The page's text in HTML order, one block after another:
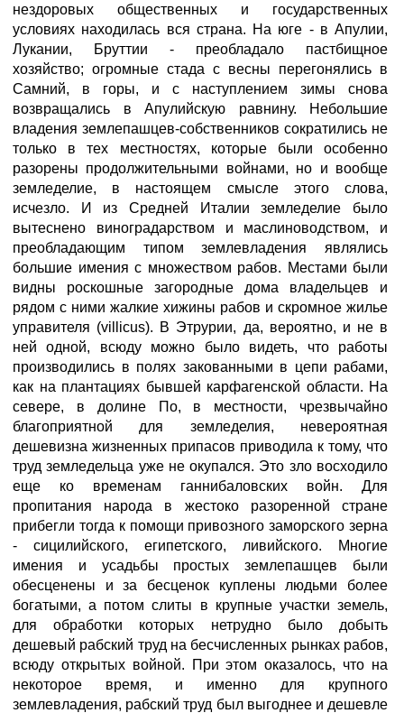
нездоровых общественных и государственных
условиях находилась вся страна. На юге - в Апулии,
Лукании, Бруттии - преобладало пастбищное
хозяйство; огромные стада с весны перегонялись в
Самний, в горы, и с наступлением зимы снова
возвращались в Апулийскую равнину. Небольшие
владения землепашцев-собственников сократились не
только в тех местностях, которые были особенно
разорены продолжительными войнами, но и вообще
земледелие, в настоящем смысле этого слова,
исчезло. И из Средней Италии земледелие было
вытеснено виноградарством и маслиноводством, и
преобладающим типом землевладения являлись
большие имения с множеством рабов. Местами были
видны роскошные загородные дома владельцев и
рядом с ними жалкие хижины рабов и скромное жилье
управителя (villicus). В Этрурии, да, вероятно, и не в
ней одной, всюду можно было видеть, что работы
производились в полях закованными в цепи рабами,
как на плантациях бывшей карфагенской области. На
севере, в долине По, в местности, чрезвычайно
благоприятной для земледелия, невероятная
дешевизна жизненных припасов приводила к тому, что
труд земледельца уже не окупался. Это зло восходило
еще ко временам ганнибаловских войн. Для
пропитания народа в жестоко разоренной стране
прибегли тогда к помощи привозного заморского зерна
- сицилийского, египетского, ливийского. Многие
имения и усадьбы простых землепашцев были
обесценены и за бесценок куплены людьми более
богатыми, а потом слиты в крупные участки земель,
для обработки которых нетрудно было добыть
дешевый рабский труд на бесчисленных рынках рабов,
всюду открытых войной. При этом оказалось, что на
некоторое время, и именно для крупного
землевладения, рабский труд был выгоднее и дешевле